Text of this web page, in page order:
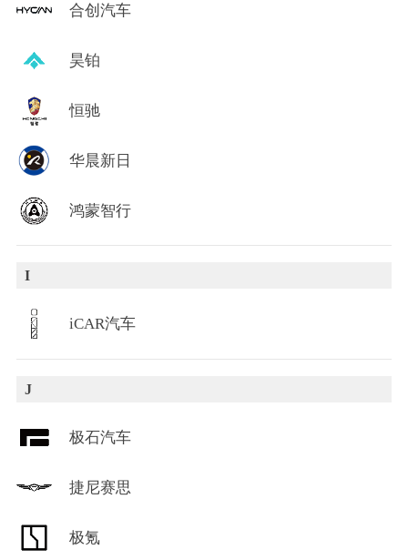
合创汽车
昊铂
恒驰
华晨新日
鸿蒙智行
I
iCAR汽车
J
极石汽车
捷尼赛思
极氪